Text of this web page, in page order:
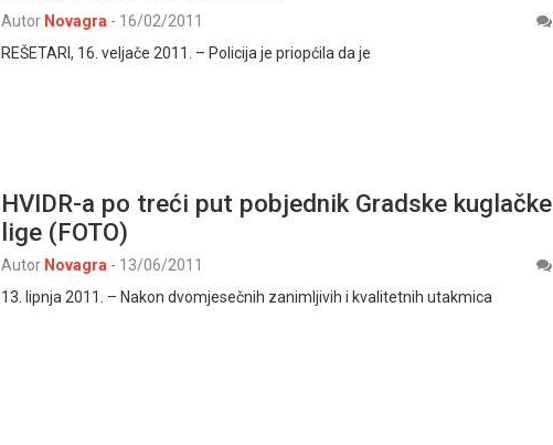
Autor Novagra - 16/02/2011
REŠETARI, 16. veljače 2011. – Policija je priopćila da je
HVIDR-a po treći put pobjednik Gradske kuglačke
lige (FOTO)
Autor Novagra - 13/06/2011
13. lipnja 2011. – Nakon dvomjesečnih zanimljivih i kvalitetnih utakmica